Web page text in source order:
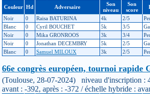
Couleur Hd Adversaire
Son
niveau
Son
score
Noir
0 Raisa BATURINA 4k 2/5
Blanc
0 Cyril BOUCHET 5k 3/5
Noir
0 Mika GRONROOS 3k 3/4
Noir
0 Jonathan DECEMBRY 5k 2/5
Blanc
0 Samuel MILOUX 3k 2/5
66e congrès européen, tournoi rapide
(Toulouse, 28-07-2024) niveau d'inscription :
avant : -392, après : -372 / échelle hybride :